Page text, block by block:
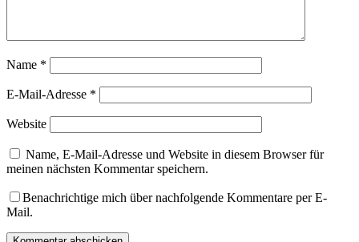
Name *
E-Mail-Adresse *
Website
Name, E-Mail-Adresse und Website in diesem Browser für
meinen nächsten Kommentar speichern.
Benachrichtige mich über nachfolgende Kommentare per E-
Mail.